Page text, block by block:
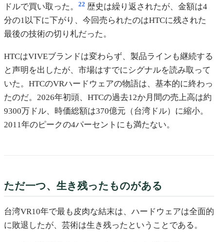
ドルで買い取った。
22 歴史は繰り返されたが、金額は4
分の1以下に下がり、今回売られたのはHTCに残された
最後の技術の切り札だった。
HTCはVIVEブランドは変わらず、製品ラインも継続する
と声明を出したが、市場はすでにシグナルを読み取って
いた。HTCのVRハードウェアの物語は、基本的に終わっ
たのだ。2026年初頭、HTCの過去12か月間の売上高は約
9300万ドル、時価総額は370億元（台湾ドル）に縮小。
2011年のピークの4パーセントにも満たない。
ただ一つ、生き残ったものがある
台湾VR10年で最も皮肉な結末は、ハードウェアは全面的
に敗退したが、芸術は生き残ったということである。